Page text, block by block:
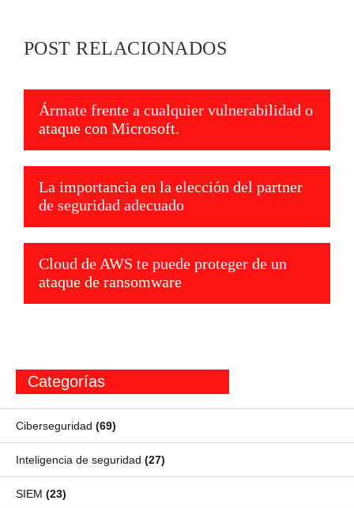
POST RELACIONADOS
Ármate frente a cualquier vulnerabilidad o
ataque con Microsoft.
La importancia en la elección del partner
de seguridad adecuado
Cloud de AWS te puede proteger de un
ataque de ransomware
Categorías
Ciberseguridad (69)
Inteligencia de seguridad (27)
SIEM (23)